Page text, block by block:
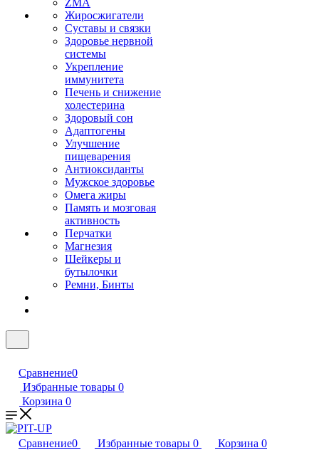
ZMA
Жиросжигатели
Суставы и связки
Здоровье нервной
системы
Укрепление
иммунитета
Печень и снижение
холестерина
Здоровый сон
Адаптогены
Улучшение
пищеварения
Антиоксиданты
Мужское здоровье
Омега жиры
Память и мозговая
активность
Перчатки
Магнезия
Шейкеры и
бутылочки
Ремни, Бинты
Сравнение0
Избранные товары 0
Корзина 0
Сравнение0 Избранные товары 0 Корзина 0